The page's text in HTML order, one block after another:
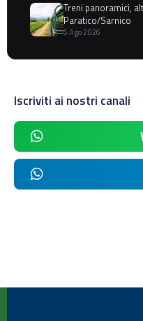
Treni panoramici,
Paratico/Sarnico
6 Ago 2026
Iscriviti ai nostri canali